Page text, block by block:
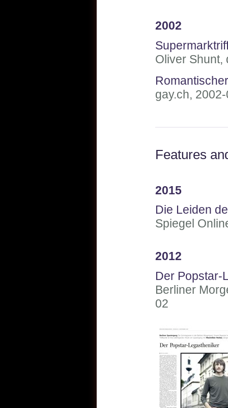
2002
Oliver Shunt,
gay.ch,
Features
2015
Die Leiden
Spiegel
2012
Der Popstar-
Berliner
02